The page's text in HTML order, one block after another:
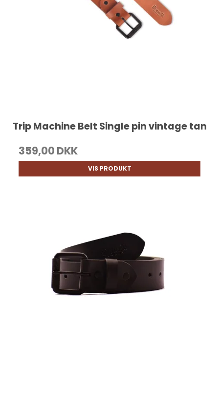
Trip Machine Belt Single pin vintage tan
359,00 DKK
VIS PRODUKT